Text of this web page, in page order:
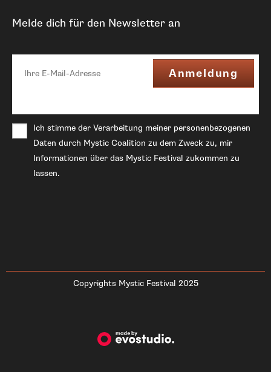
Melde dich für den Newsletter an
Ich stimme der Verarbeitung meiner personenbezogenen
Daten durch Mystic Coalition zu dem Zweck zu, mir
Informationen über das Mystic Festival zukommen zu
lassen.
Copyrights Mystic Festival 2025